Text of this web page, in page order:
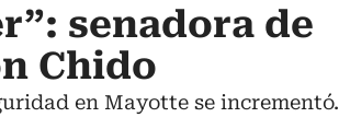
senadora de
Chido
en Mayotte se incrementó.